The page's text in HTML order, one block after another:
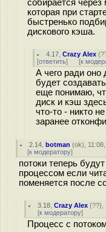
собирается через
которая при
быстренько
дискового кэша.
4.17 ,Crazy Alex (
[ответить] [к
А чего ради оно
будет
еще понимаю,
диск и кэш
что-то - никто
заранее
2.14 ,botman (ok),
[к модератору]
потоки теперь
процессом если
поменяется после
3.18 ,Crazy Alex (??),
[к модератору]
Процесс с